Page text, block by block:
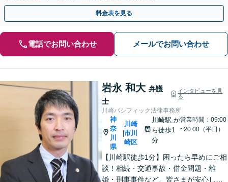
料金表を見る
電話でお問い合わせ メールでお問い合わせ
岩永 和大 弁護
士
インタビューを見
る
川崎パシフィック法律事務所
神
奈
川
県
|
川崎
市川
崎区
川崎駅 か
ら徒歩1
分
営業時間：09:00
~20:00（平日）
【川崎駅徒歩1分】困ったら早めにご相
談！相続・交通事故・借金問題・離
婚・刑事事件など、皆さまが安心して